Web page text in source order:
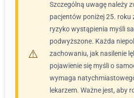
Szczególną uwagę należy
pacjentów poniżej 25. roku
ryzyko wystąpienia myśli
podwyższone. Każda
zachowaniu, jak nasilenie
pojawienie się myśli o
wymaga
lekarzem. Ważne jest, aby